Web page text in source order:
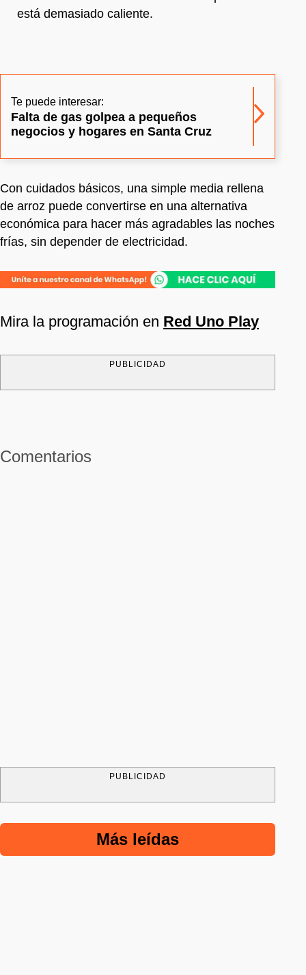
está demasiado caliente.
Te puede interesar:
Falta de gas golpea a pequeños
negocios y hogares en Santa Cruz
Con cuidados básicos, una simple media rellena
de arroz puede convertirse en una alternativa
económica para hacer más agradables las noches
frías, sin depender de electricidad.
Mira la programación en Red Uno Play
PUBLICIDAD
Comentarios
PUBLICIDAD
Más leídas